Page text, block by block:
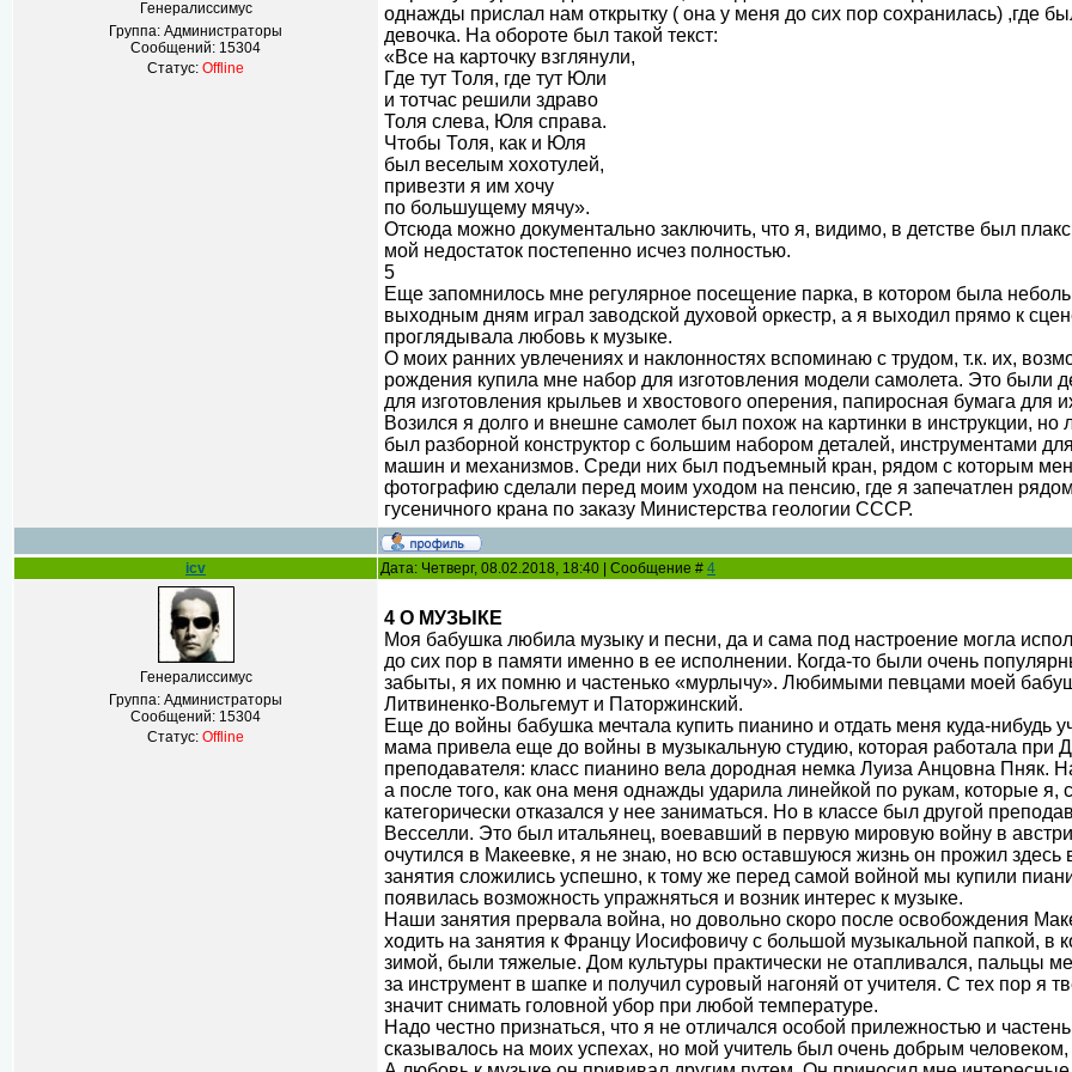
Генералиссимус
Группа: Администраторы
Сообщений: 15304
Статус: Offline
однажды прислал нам открытку ( она у меня до сих пор сохранилась) ,где
девочка. На обороте был такой текст:
«Все на карточку взглянули,
Где тут Толя, где тут Юли
и тотчас решили здраво
Толя слева, Юля справа.
Чтобы Толя, как и Юля
был веселым хохотулей,
привезти я им хочу
по большущему мячу».
Отсюда можно документально заключить, что я, видимо, в детстве был
мой недостаток постепенно исчез полностью.
5
Еще запомнилось мне регулярное посещение парка, в котором была
выходным дням играл заводской духовой оркестр, а я выходил прямо к
проглядывала любовь к музыке.
О моих ранних увлечениях и наклонностях вспоминаю с трудом, т.к. их,
рождения купила мне набор для изготовления модели самолета. Это были
для изготовления крыльев и хвостового оперения, папиросная бумага
Возился я долго и внешне самолет был похож на картинки в инструкции,
был разборной конструктор с большим набором деталей, инструментами
машин и механизмов. Среди них был подъемный кран, рядом с которым
фотографию сделали перед моим уходом на пенсию, где я запечатлен
гусеничного крана по заказу Министерства геологии СССР.
icv Дата: Четверг, 08.02.2018, 18:40 | Сообщение # 4
Генералиссимус
Группа: Администраторы
Сообщений: 15304
Статус: Offline
4 О МУЗЫКЕ
Моя бабушка любила музыку и песни, да и сама под настроение могла
до сих пор в памяти именно в ее исполнении. Когда-то были очень
забыты, я их помню и частенько «мурлычу». Любимыми певцами моей
Литвиненко-Вольгемут и Паторжинский.
Еще до войны бабушка мечтала купить пианино и отдать меня куда-нибудь
мама привела еще до войны в музыкальную студию, которая работала при
преподавателя: класс пианино вела дородная немка Луиза Анцовна Пняк.
а после того, как она меня однажды ударила линейкой по рукам, которые я,
категорически отказался у нее заниматься. Но в классе был другой
Весселли. Это был итальянец, воевавший в первую мировую войну в
очутился в Макеевке, я не знаю, но всю оставшуюся жизнь он прожил
занятия сложились успешно, к тому же перед самой войной мы купили
появилась возможность упражняться и возник интерес к музыке.
Наши занятия прервала война, но довольно скоро после освобождения
ходить на занятия к Францу Иосифовичу с большой музыкальной папкой, в
зимой, были тяжелые. Дом культуры практически не отапливался, пальцы
за инструмент в шапке и получил суровый нагоняй от учителя. С тех пор я
значит снимать головной убор при любой температуре.
Надо честно признаться, что я не отличался особой прилежностью и
сказывалось на моих успехах, но мой учитель был очень добрым